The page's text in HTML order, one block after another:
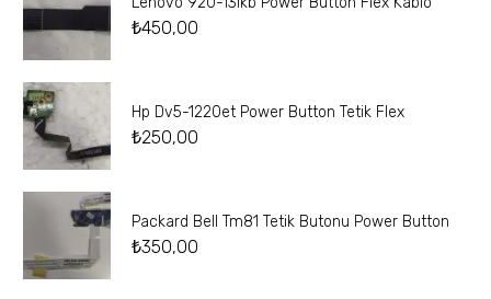
₺450,00
Hp Dv5-1220et Power Button Tetik Flex
₺250,00
Packard Bell Tm81 Tetik Butonu Power Button
₺350,00